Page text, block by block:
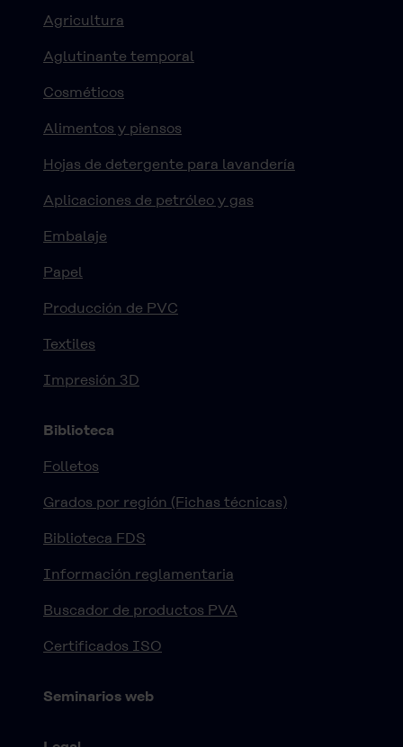
Agricultura
Aglutinante temporal
Cosméticos
Alimentos y piensos
Hojas de detergente para lavandería
Aplicaciones de petróleo y gas
Embalaje
Papel
Producción de PVC
Textiles
Impresión 3D
Biblioteca
Folletos
Grados por región (Fichas técnicas)
Biblioteca FDS
Información reglamentaria
Buscador de productos PVA
Certificados ISO
Seminarios web